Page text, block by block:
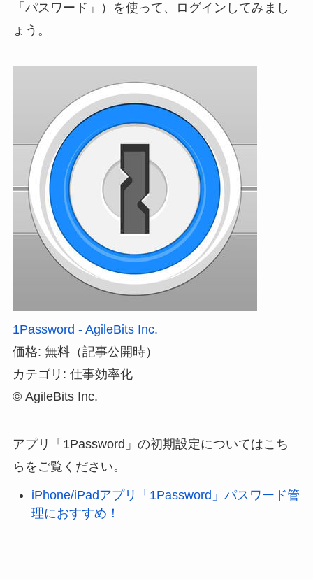
「パスワード」）を使って、ログインしてみまし
ょう。
1Password - AgileBits Inc.
価格: 無料（記事公開時）
カテゴリ: 仕事効率化
© AgileBits Inc.
アプリ「1Password」の初期設定についてはこち
らをご覧ください。
iPhone/iPadアプリ「1Password」パスワード管
理におすすめ！